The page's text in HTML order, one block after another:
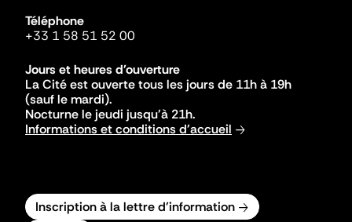
Téléphone
+33 1 58 51 52 00
Jours et heures d'ouverture
La Cité est ouverte tous les jours de 11h à 19h
(sauf le mardi).
Nocturne le jeudi jusqu'à 21h.
Informations et conditions d'accueil
Inscription à la lettre d'information